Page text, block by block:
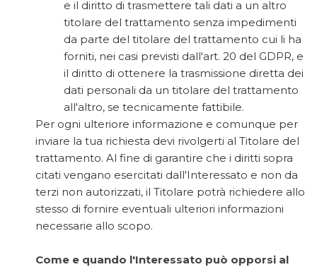
e il diritto di trasmettere tali dati a un altro
titolare del trattamento senza impedimenti
da parte del titolare del trattamento cui li ha
forniti, nei casi previsti dall'art. 20 del GDPR, e
il diritto di ottenere la trasmissione diretta dei
dati personali da un titolare del trattamento
all'altro, se tecnicamente fattibile.
Per ogni ulteriore informazione e comunque per
inviare la tua richiesta devi rivolgerti al Titolare del
trattamento. Al fine di garantire che i diritti sopra
citati vengano esercitati dall'Interessato e non da
terzi non autorizzati, il Titolare potrà richiedere allo
stesso di fornire eventuali ulteriori informazioni
necessarie allo scopo.
Come e quando l'Interessato può opporsi al